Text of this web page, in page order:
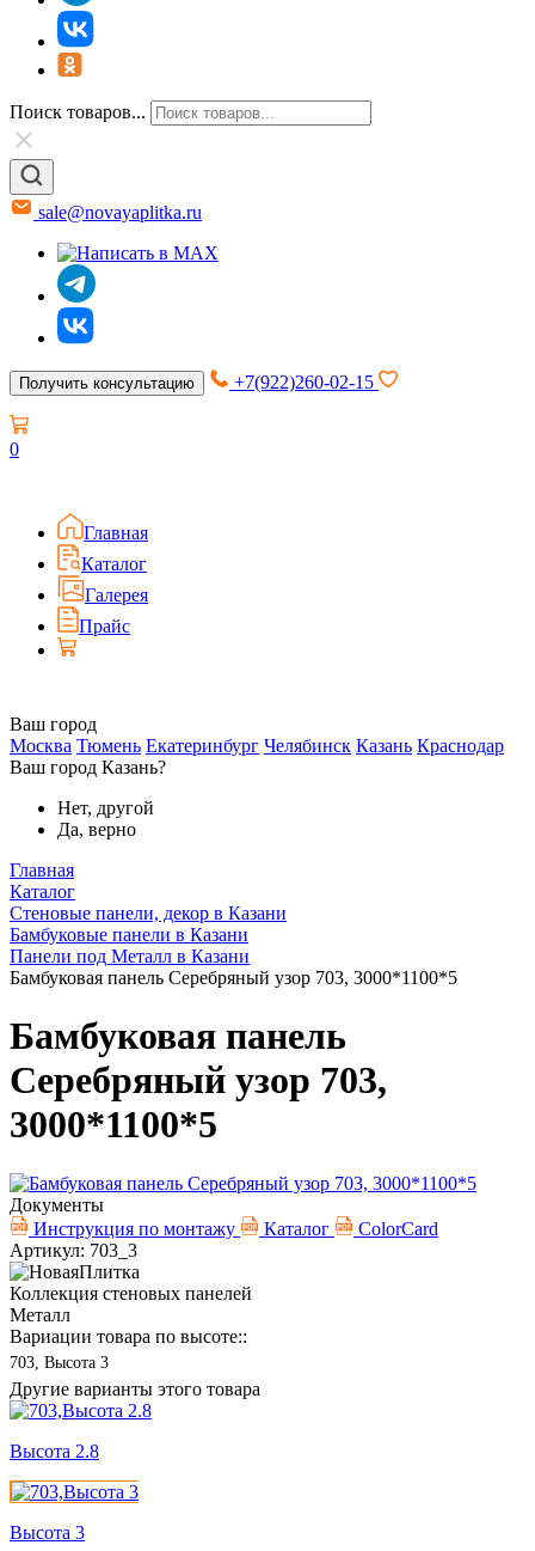
Поиск товаров...
sale@novayaplitka.ru
Получить консультацию +7(922)260-02-15
0
Главная
Каталог
Галерея
Прайс
Ваш город
Москва Тюмень Екатеринбург Челябинск Казань Краснодар
Ваш город Казань?
Нет, другой
Да, верно
Главная
Каталог
Стеновые панели, декор в Казани
Бамбуковые панели в Казани
Панели под Металл в Казани
Бамбуковая панель Серебряный узор 703, 3000*1100*5
Бамбуковая панель
Серебряный узор 703,
3000*1100*5
Документы
Инструкция по монтажу
Каталог
ColorCard
Артикул: 703_3
Коллекция стеновых панелей
Металл
Вариации товара по высоте::
703, Высота 3
Другие варианты этого товара
Высота 2.8
Высота 3